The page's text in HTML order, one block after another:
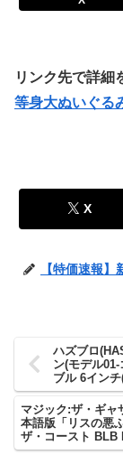
リンク先で詳細
等身大ぬいぐる
X
【特価速報
ハズブロ
ン(モデル
ブル 6イン
ザイン ブリ
マジック:ザ・ギャ
本語版「リスの悪
ザ・コースト BLB